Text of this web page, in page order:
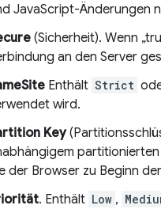
JavaScript-Änderungen
(Sicherheit). Wenn
an den Server
Enthält Strict
wird.
Key
der Browser zu Beginn
. Enthält Low ,